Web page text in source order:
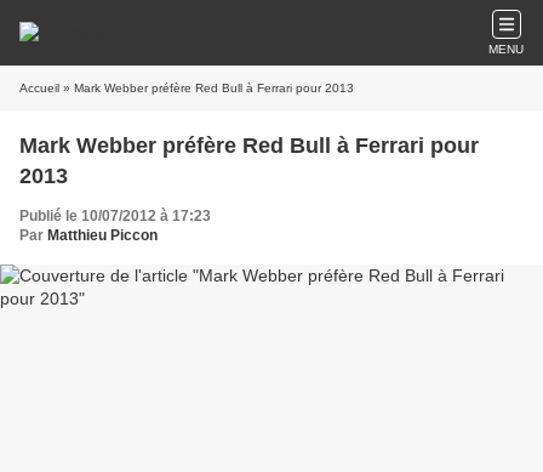
MENU
Accueil » Mark Webber préfère Red Bull à Ferrari pour 2013
Mark Webber préfère Red Bull à Ferrari pour
2013
Publié le 10/07/2012 à 17:23
Par Matthieu Piccon